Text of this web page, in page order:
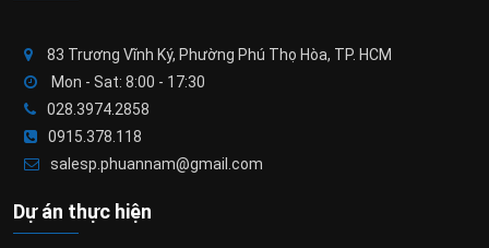
83 Trương Vĩnh Ký, Phường Phú Thọ Hòa, TP. HCM
Mon - Sat: 8:00 - 17:30
028.3974.2858
0915.378.118
salesp.phuannam@gmail.com
Dự án thực hiện